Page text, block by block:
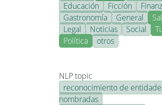
Educación
Ficción
Gastronomía
General
Legal
Noticias Social
Política
otros
NLP topic
reconocimiento de
nombradas